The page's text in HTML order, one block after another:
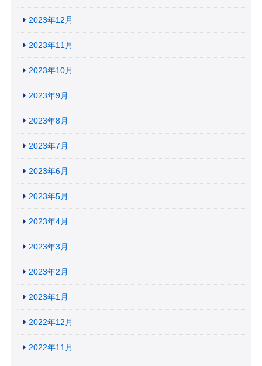
2023年12月
2023年11月
2023年10月
2023年9月
2023年8月
2023年7月
2023年6月
2023年5月
2023年4月
2023年3月
2023年2月
2023年1月
2022年12月
2022年11月